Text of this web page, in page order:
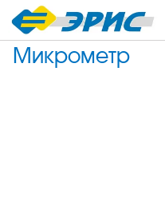
Микрометр